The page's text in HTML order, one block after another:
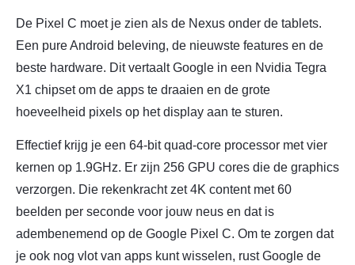
De Pixel C moet je zien als de Nexus onder de tablets.
Een pure Android beleving, de nieuwste features en de
beste hardware. Dit vertaalt Google in een Nvidia Tegra
X1 chipset om de apps te draaien en de grote
hoeveelheid pixels op het display aan te sturen.
Effectief krijg je een 64-bit quad-core processor met vier
kernen op 1.9GHz. Er zijn 256 GPU cores die de graphics
verzorgen. Die rekenkracht zet 4K content met 60
beelden per seconde voor jouw neus en dat is
adembenemend op de Google Pixel C. Om te zorgen dat
je ook nog vlot van apps kunt wisselen, rust Google de